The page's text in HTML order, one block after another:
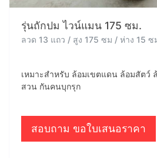
รุ่นถักปม ไวน์แมน 175 ซม.
ลวด 13 แถว / สูง 175 ซม / ห่าง 15 ซ
เหมาะสำหรับ ล้อมเขตแดน ล้อมสัตว์
สวน กันคนบุกรุก
สอบถาม ขอใบเสนอราคา